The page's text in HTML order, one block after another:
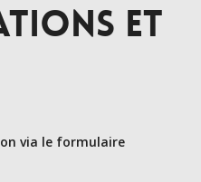
et
via le formulaire